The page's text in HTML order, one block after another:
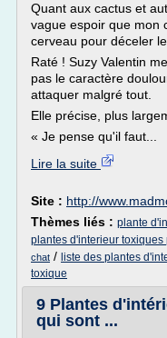
Quant aux cactus et
vague espoir que mon
cerveau pour déceler
Raté ! Suzy Valentin
pas le caractère
attaquer malgré tout.
Elle précise, plus
« Je pense qu'il faut...
Lire la suite
Site : http://
Thèmes liés : plante
plantes d'interieur toxiques
chat / liste des plantes
toxique
9 Plantes
qui sont ...